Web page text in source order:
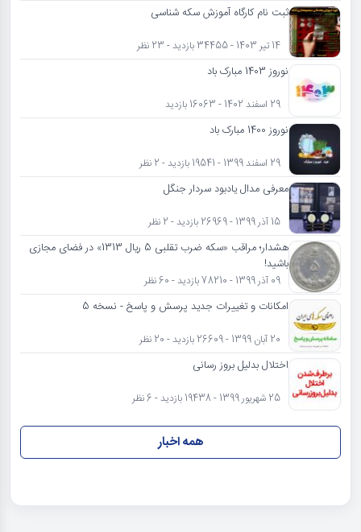
ثبت نام کارگاه آموزش سکه شناسی
14 تیر 1403 - 34455 بازدید - 23 نظر
نوروز 1403 مبارک باد
29 اسفند 1402 - 16063 بازدید
نوروز 1400 مبارک باد
29 اسفند 1399 - 19541 بازدید - 2 نظر
معرفی مدال یادبود سردار جنگل
15 آذر 1399 - 26969 بازدید - 2 نظر
هشدار؛ مراقب «سکه ضرب تقلبی 5 ریال 1313» در فضای مجازی
باشید!
09 آذر 1399 - 78210 بازدید - 60 نظر
امکانات و تغییرات جدید پرسش و پاسخ - نسخه 5
20 آبان 1399 - 26609 بازدید - 20 نظر
اختلال بدلیل بروز رسانی
25 شهریور 1399 - 19438 بازدید - 6 نظر
همه اخبار